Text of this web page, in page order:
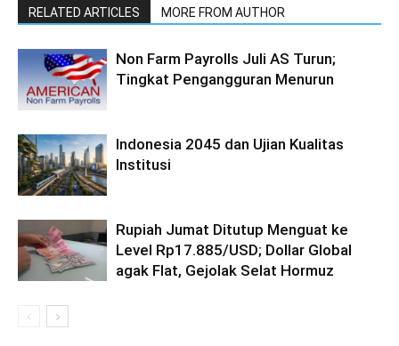
RELATED ARTICLES MORE FROM AUTHOR
Non Farm Payrolls Juli AS Turun;
Tingkat Pengangguran Menurun
Indonesia 2045 dan Ujian Kualitas
Institusi
Rupiah Jumat Ditutup Menguat ke
Level Rp17.885/USD; Dollar Global
agak Flat, Gejolak Selat Hormuz